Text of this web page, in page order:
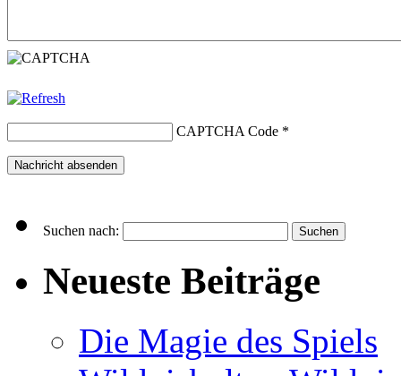
CAPTCHA Code *
Suchen nach:
Neueste Beiträge
Die Magie des Spiels